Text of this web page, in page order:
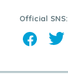
Official SNS: